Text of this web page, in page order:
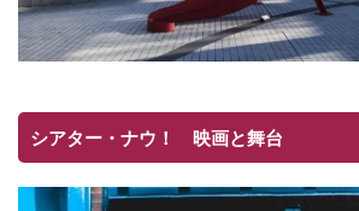
シアター・ナウ！ 映画と舞台